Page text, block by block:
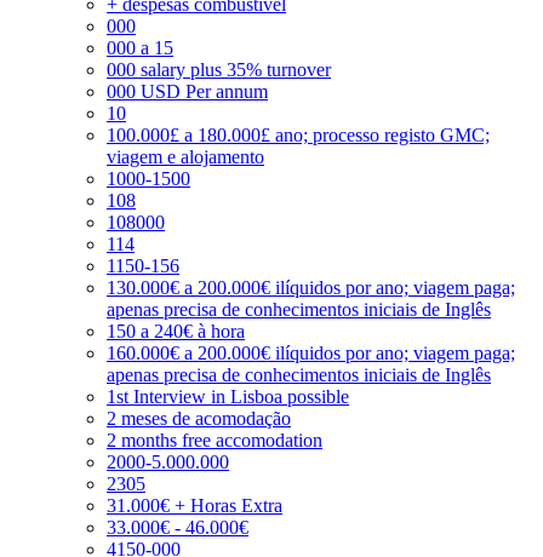
000
000 a 15
000 salary plus 35% turnover
000 USD Per annum
10
100.000£ a 180.000£ ano; processo registo GMC;
viagem e alojamento
1000-1500
108
108000
114
1150-156
130.000€ a 200.000€ ilíquidos por ano; viagem paga;
apenas precisa de conhecimentos iniciais de Inglês
150 a 240€ à hora
160.000€ a 200.000€ ilíquidos por ano; viagem paga;
apenas precisa de conhecimentos iniciais de Inglês
1st Interview in Lisboa possible
2 meses de acomodação
2 months free accomodation
2000-5.000.000
2305
31.000€ + Horas Extra
33.000€ - 46.000€
4150-000